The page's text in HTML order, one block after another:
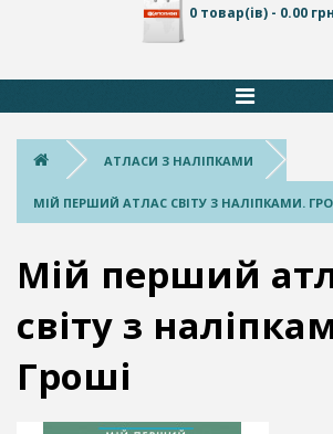
0 товар(ів) - 0.00
АТЛАСИ З НАЛІПКАМИ
МІЙ ПЕРШИЙ АТЛАС СВІТУ З НАЛІПКАМИ.
Мій перший
світу з
Гроші